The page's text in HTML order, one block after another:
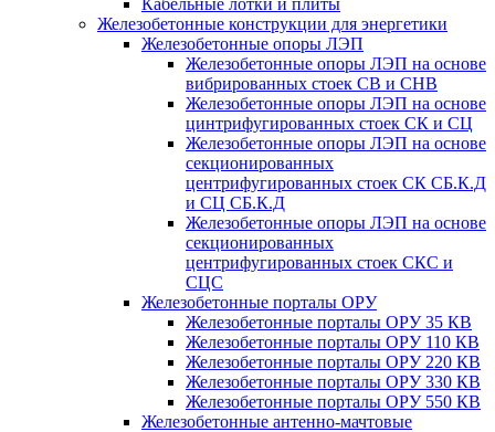
Кабельные лотки и плиты
Железобетонные конструкции для энергетики
Железобетонные опоры ЛЭП
Железобетонные опоры ЛЭП на основе
вибрированных стоек СВ и СНВ
Железобетонные опоры ЛЭП на основе
цинтрифугированных стоек СК и СЦ
Железобетонные опоры ЛЭП на основе
секционированных
центрифугированных стоек СК СБ.К.Д
и СЦ СБ.К.Д
Железобетонные опоры ЛЭП на основе
секционированных
центрифугированных стоек СКС и
СЦС
Железобетонные порталы ОРУ
Железобетонные порталы ОРУ 35 КВ
Железобетонные порталы ОРУ 110 КВ
Железобетонные порталы ОРУ 220 КВ
Железобетонные порталы ОРУ 330 КВ
Железобетонные порталы ОРУ 550 КВ
Железобетонные антенно-мачтовые